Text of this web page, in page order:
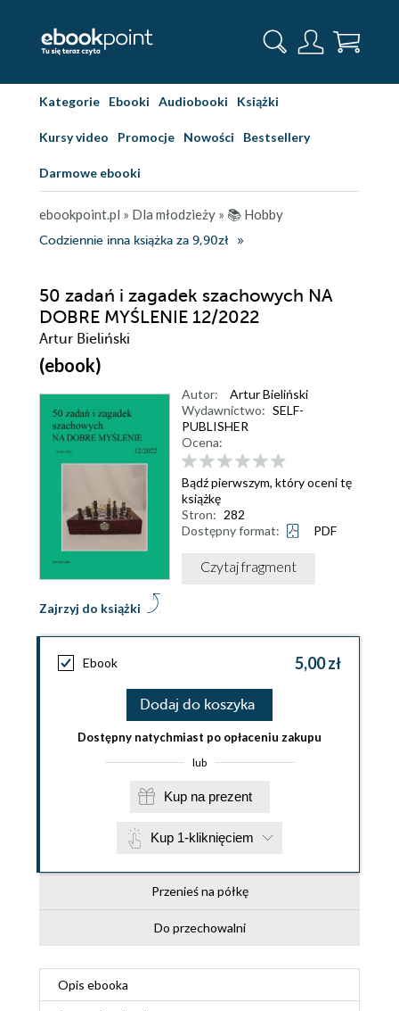
Kategorie Ebooki Audiobooki Książki
Kursy video Promocje Nowości Bestsellery
Darmowe ebooki
ebookpoint.pl » Dla młodzieży » 📚 Hobby
Codziennie inna książka za 9,90zł
50 zadań i zagadek szachowych NA
DOBRE MYŚLENIE 12/2022
Artur Bieliński
(ebook)
Zajrzyj do książki
Autor:
Artur Bieliński
Wydawnictwo: SELF-
PUBLISHER
Ocena:
Bądź pierwszym, który oceni tę
książkę
Stron: 282
Dostępny format:
PDF
Czytaj fragment
Ebook 5,00 zł
Dodaj do koszyka
Dostępny natychmiast po opłaceniu zakupu
lub
Kup na prezent
Kup 1-kliknięciem
Przenieś na półkę
Do przechowalni
Opis ebooka